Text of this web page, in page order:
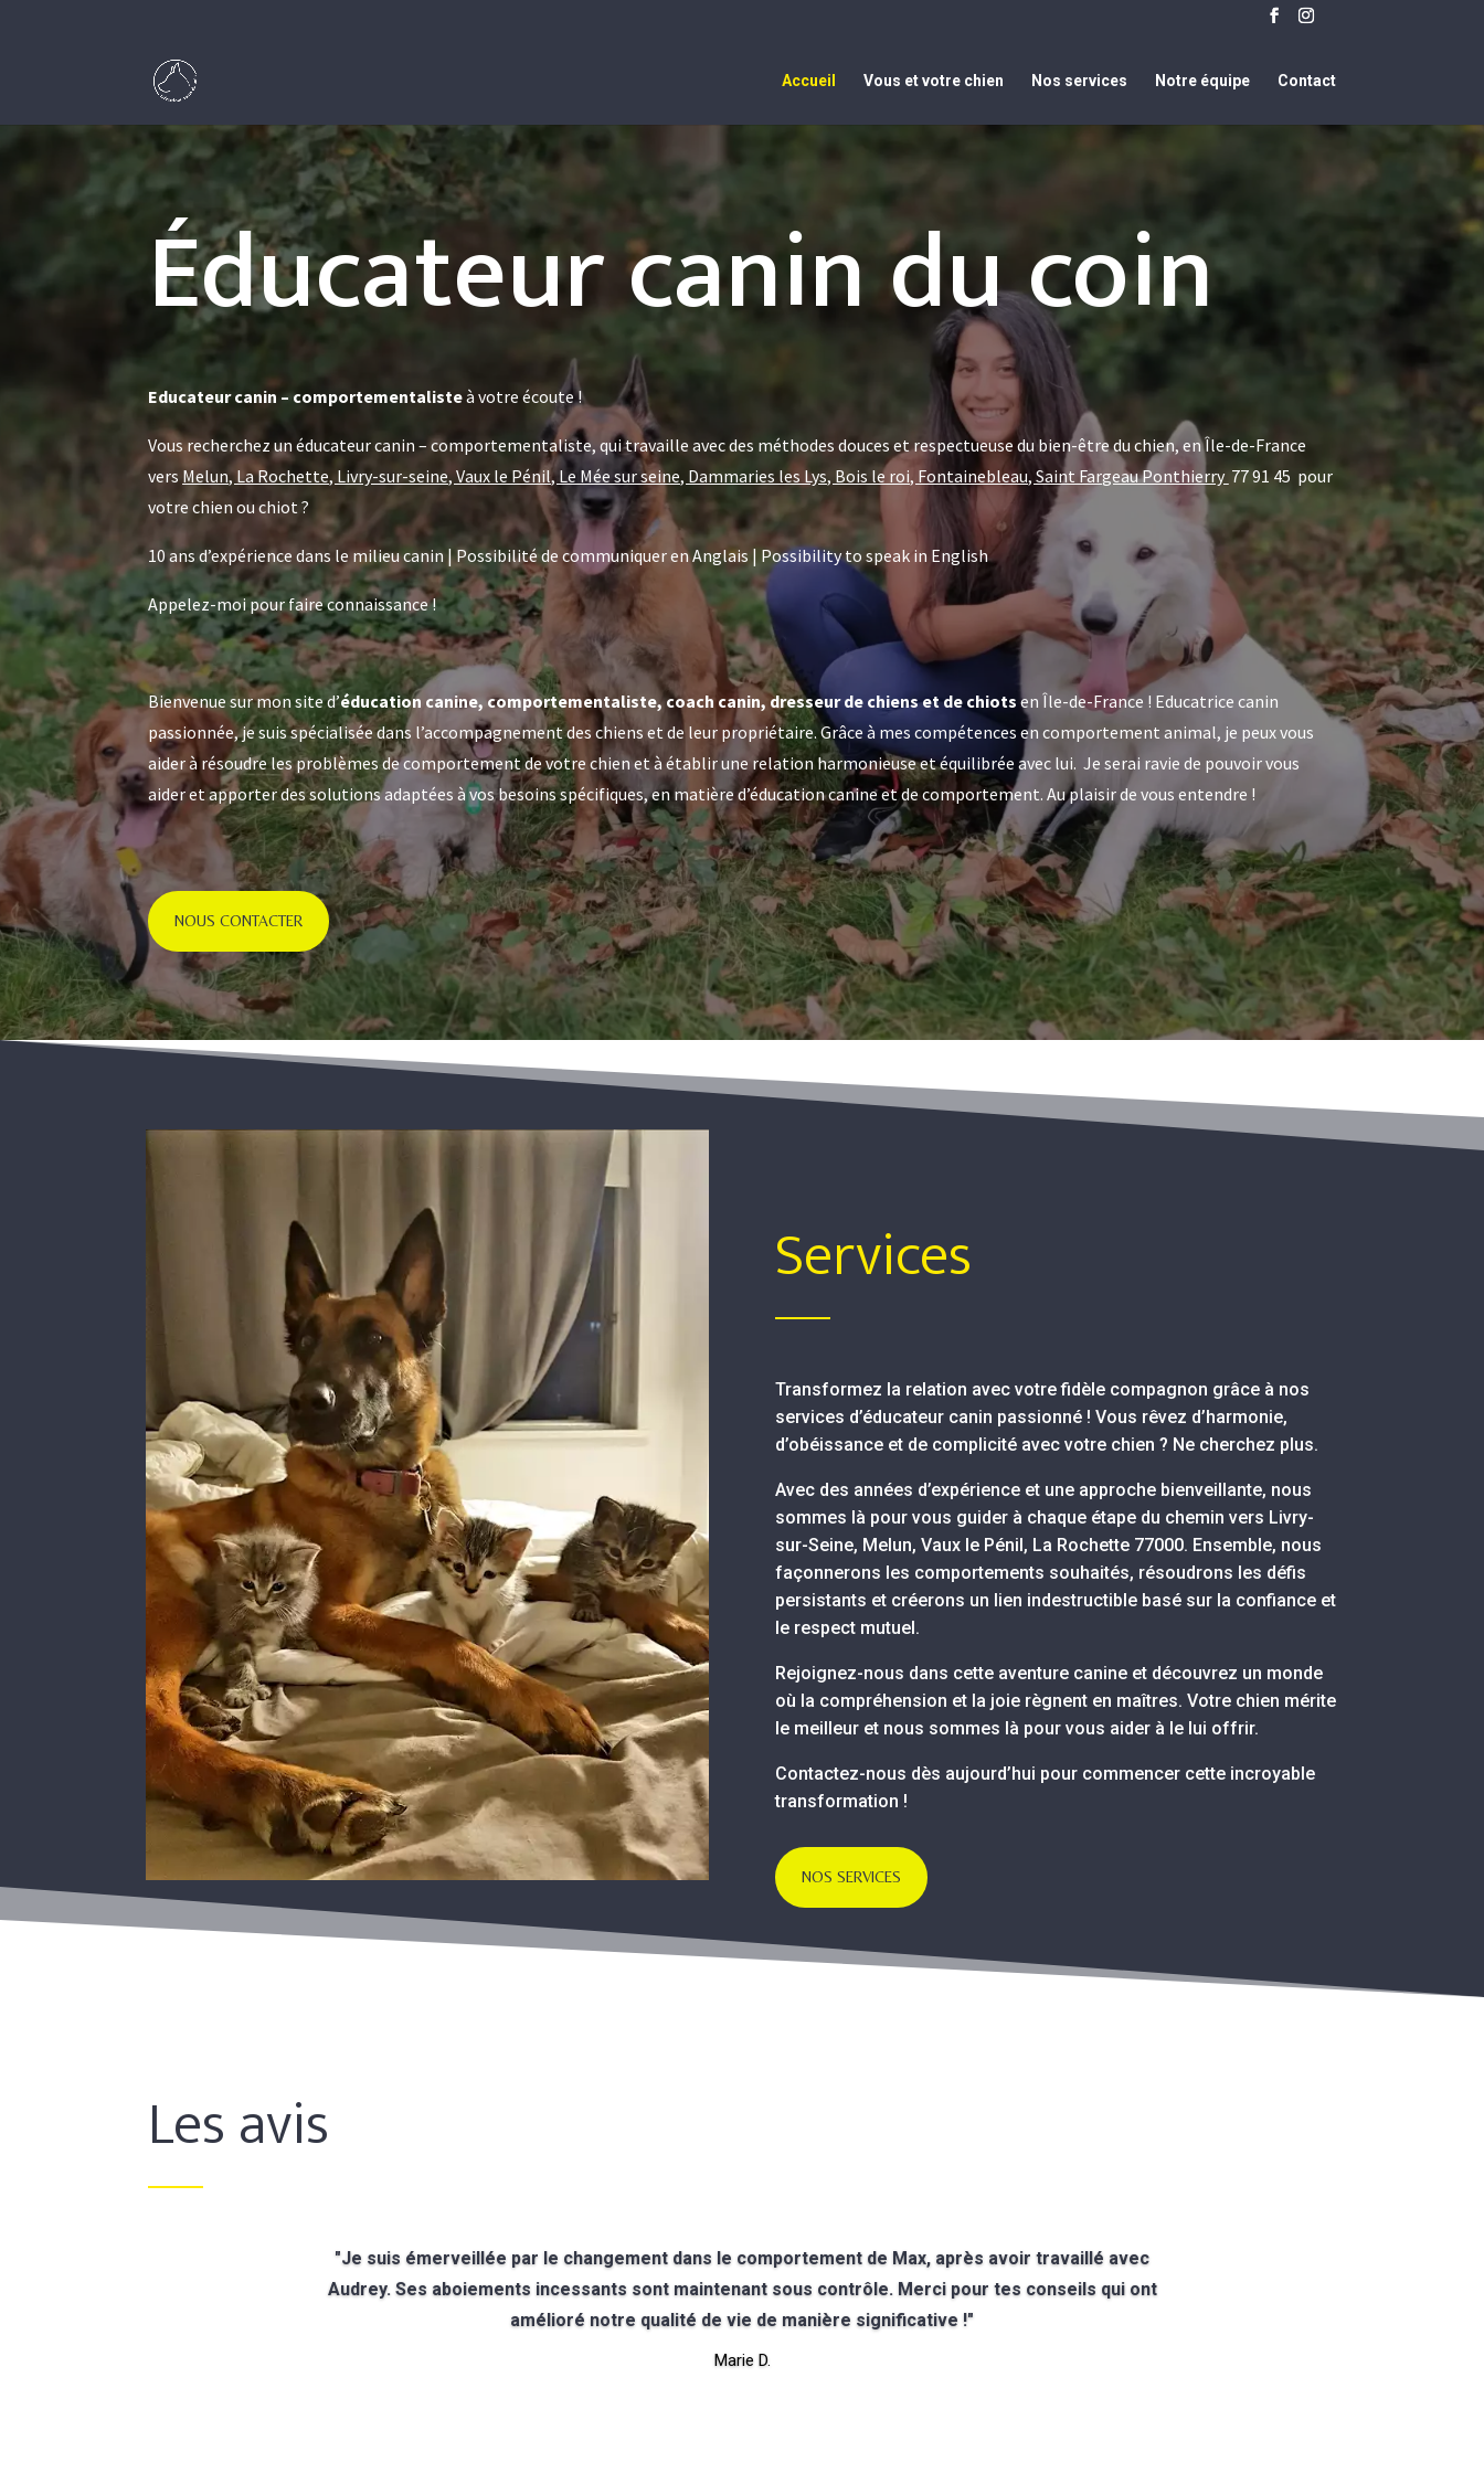
Accueil Vous et votre chien Nos services Notre équipe Contact
Éducateur canin du coin
Educateur canin – comportementalisteà votre écoute !
Vous recherchez un éducateur canin – comportementaliste, qui travaille avec des méthodes douces et respectueuse du bien-être du chien, en Île-de-France
vers Melun, La Rochette, Livry-sur-seine, Vaux le Pénil, Le Mée sur seine, Dammaries les Lys, Bois le roi, Fontainebleau, Saint Fargeau Ponthierry 77 91 45 pour
votre chien ou chiot ?
10 ans d’expérience dans le milieu canin|Possibilité de communiquer en Anglais | Possibility to speak in English
Appelez-moi pour faire connaissance !
Bienvenue sur mon site d’éducation canine, comportementaliste, coach canin, dresseur de chiens et de chiots en Île-de-France ! Educatrice canin
passionnée, je suis spécialisée dans l’accompagnement des chiens et de leur propriétaire. Grâce à mes compétences en comportement animal, je peux vous
aider à résoudre les problèmes de comportement de votre chien et à établir une relation harmonieuse et équilibrée avec lui. Je serai ravie de pouvoir vous
aider et apporter des solutions adaptées à vos besoins spécifiques, en matière d’éducation canine et de comportement. Au plaisir de vous entendre !
NOUS CONTACTER
Services
Transformez la relation avec votre fidèle compagnon grâce à nos
services d’éducateur canin passionné ! Vous rêvez d’harmonie,
d’obéissance et de complicité avec votre chien ? Ne cherchez plus.
Avec des années d’expérience et une approche bienveillante, nous
sommes là pour vous guider à chaque étape du chemin vers Livry-
sur-Seine, Melun, Vaux le Pénil, La Rochette 77000. Ensemble, nous
façonnerons les comportements souhaités, résoudrons les défis
persistants et créerons un lien indestructible basé sur la confiance et
le respect mutuel.
Rejoignez-nous dans cette aventure canine et découvrez un monde
où la compréhension et la joie règnent en maîtres. Votre chien mérite
le meilleur et nous sommes là pour vous aider à le lui offrir.
Contactez-nous dès aujourd’hui pour commencer cette incroyable
transformation !
NOS SERVICES
Les avis
"Je suis émerveillée par le changement dans le comportement de Max, après avoir travaillé avec
Audrey. Ses aboiements incessants sont maintenant sous contrôle. Merci pour tes conseils qui ont
amélioré notre qualité de vie de manière significative !"
Marie D.